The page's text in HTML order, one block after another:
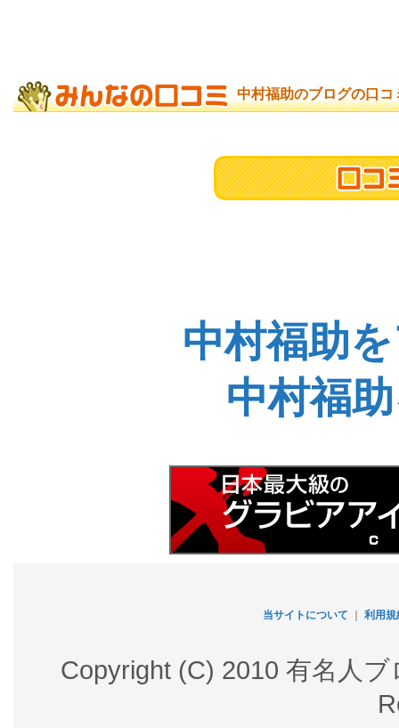
中村福助のブログの口コ
中村福助
中村福
当サイトについて 利用規
Copyright (C) 2010 有名人